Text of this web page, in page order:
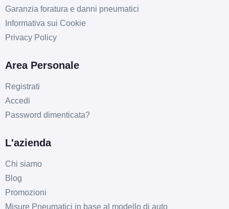
Garanzia foratura e danni pneumatici
Informativa sui Cookie
Privacy Policy
Area Personale
Registrati
Accedi
Password dimenticata?
L'azienda
Chi siamo
Blog
Promozioni
Misure Pneumatici in base al modello di auto